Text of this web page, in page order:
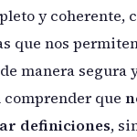
y coherente,
que nos
manera segura
comprender que
definiciones,